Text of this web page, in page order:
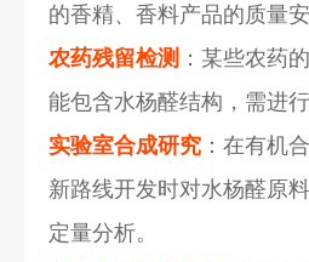
的香精、香料产品的质量安
农药残留检测 ：某些农药
能包含水杨醛结构，需进行
实验室合成研究 ：在有机
新路线开发时对水杨醛原
定量分析。